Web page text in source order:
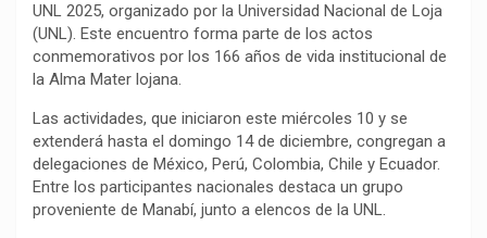
UNL 2025, organizado por la Universidad Nacional de Loja
(UNL). Este encuentro forma parte de los actos
conmemorativos por los 166 años de vida institucional de
la Alma Mater lojana.
Las actividades, que iniciaron este miércoles 10 y se
extenderá hasta el domingo 14 de diciembre, congregan a
delegaciones de México, Perú, Colombia, Chile y Ecuador.
Entre los participantes nacionales destaca un grupo
proveniente de Manabí, junto a elencos de la UNL.